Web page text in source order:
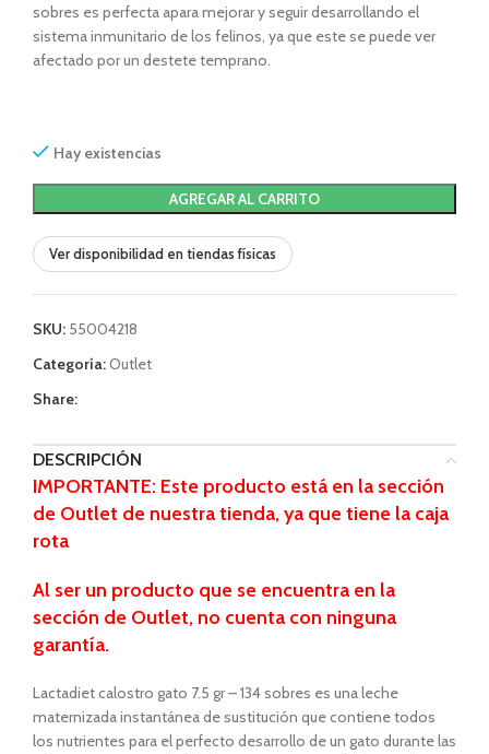
sobres es perfecta apara mejorar y seguir desarrollando el
sistema inmunitario de los felinos, ya que este se puede ver
afectado por un destete temprano.
Hay existencias
AGREGAR AL CARRITO
Ver disponibilidad en tiendas físicas
SKU: 55004218
Categoría:Outlet
Share:
DESCRIPCIÓN
IMPORTANTE: Este producto está en la sección
de Outlet de nuestra tienda, ya que tiene la caja
rota
Al ser un producto que se encuentra en la
sección de Outlet, no cuenta con ninguna
garantía.
Lactadiet calostro gato 7.5 gr – 134 sobres es una leche
maternizada instantánea de sustitución que contiene todos
los nutrientes para el perfecto desarrollo de un gato durante las